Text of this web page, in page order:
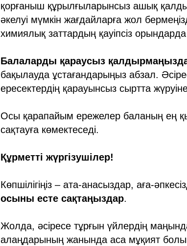
қорғаныш құрылғыларынсыз ашық
әкелуі мүмкін жағдайларға жол
химиялық заттардың қауіпсіз
Балаларды қараусыз
бақылауда ұстағандарыңыз абзал.
ересектердің қарауынсыз сыртта
Осы қарапайым ережелер баланың ең
сақтауға көмектеседі.
Құрметті жүргізушілер!
Көпшілігіңіз – ата-анасыздар, аға-
осыны есте сақтаңыздар.
Жолда, әсіресе тұрғын үйлердің
алаңдарының жанында аса мұқият